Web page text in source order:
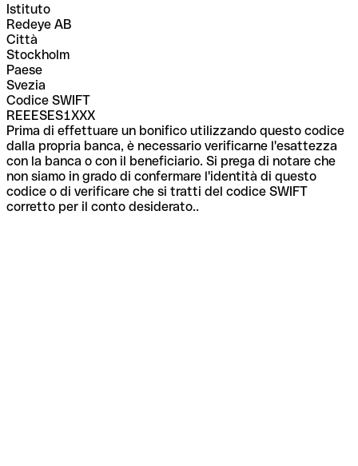
Istituto
Redeye AB
Città
Stockholm
Paese
Svezia
Codice SWIFT
REEESES1XXX
Prima di effettuare un bonifico utilizzando questo codice
dalla propria banca, è necessario verificarne l'esattezza
con la banca o con il beneficiario. Si prega di notare che
non siamo in grado di confermare l'identità di questo
codice o di verificare che si tratti del codice SWIFT
corretto per il conto desiderato..